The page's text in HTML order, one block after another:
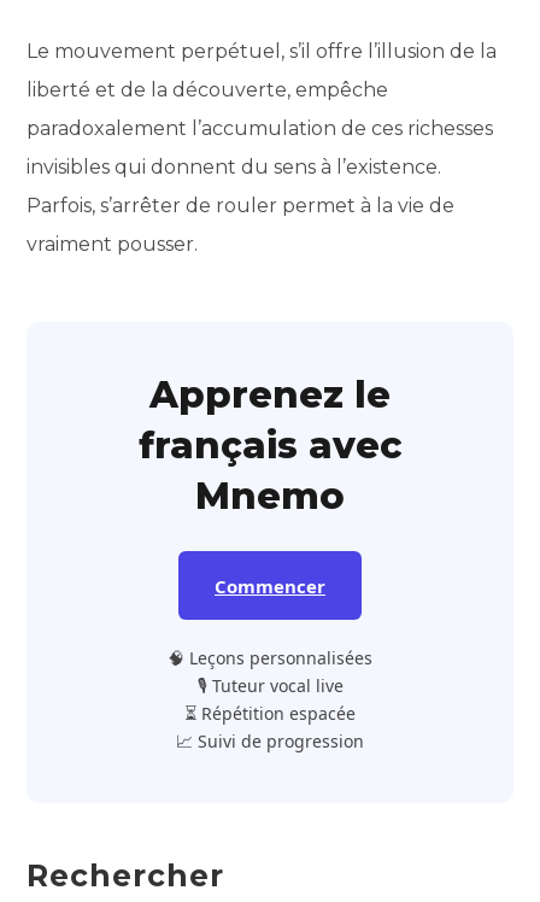
Le mouvement perpétuel, s’il offre l’illusion de la
liberté et de la découverte, empêche
paradoxalement l’accumulation de ces richesses
invisibles qui donnent du sens à l’existence.
Parfois, s’arrêter de rouler permet à la vie de
vraiment pousser.
Apprenez le
français avec
Mnemo
Commencer
🧠 Leçons personnalisées
🎙️ Tuteur vocal live
⏳ Répétition espacée
📈 Suivi de progression
Rechercher